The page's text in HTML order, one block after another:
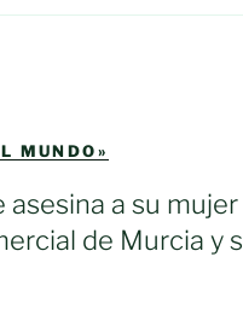
MUNDO»
asesina a su
de Murcia y